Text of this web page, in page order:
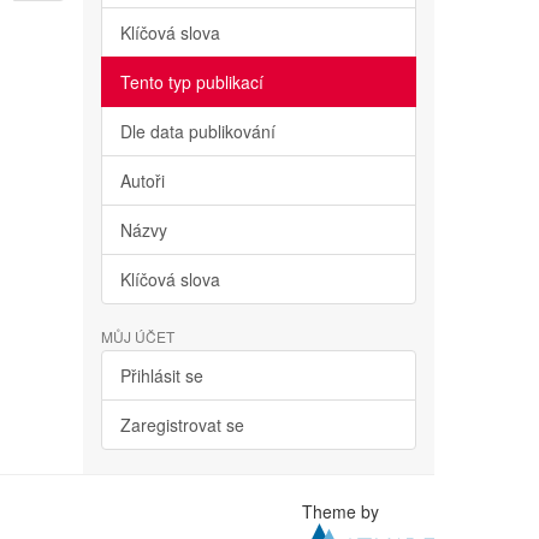
Klíčová slova
Tento typ publikací
Dle data publikování
Autoři
Názvy
Klíčová slova
MŮJ ÚČET
Přihlásit se
Zaregistrovat se
Theme by